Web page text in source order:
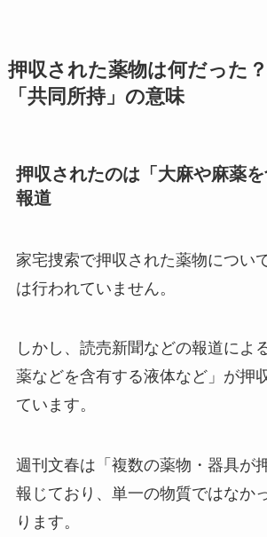
押収された薬物は何だった
「共同所持」の意味
押収されたのは「大麻や麻薬
報道
家宅捜索で押収された薬物につい
は行われていません。
しかし、読売新聞などの報道によ
薬などを含有する液体など」が押
ています。
週刊文春は「複数の薬物・器具が
報じており、単一の物質ではなか
ります。